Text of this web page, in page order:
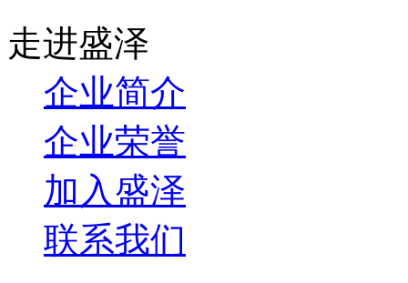
走进盛泽
企业简介
企业荣誉
加入盛泽
联系我们